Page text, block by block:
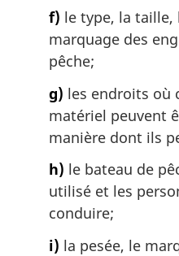
f) le type, la
marquage des
pêche;
g) les endroits où
matériel peuvent
manière dont ils
h) le bateau de
utilisé et les
conduire;
i) la pesée, le